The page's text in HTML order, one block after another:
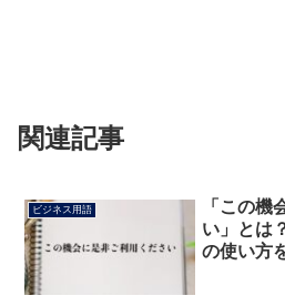
関連記事
ビジネス用語
「この機
い」とは
の使い方